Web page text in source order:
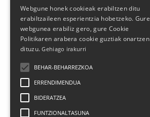
Webgune honek cookieak erabiltzen ditu
erabiltzaileen esperientzia hobetzeko. Gure
webgunea erabiliz gero, gure Cookie
Politikaren arabera cookie guztiak onartzen
dituzu.Gehiago irakurri
BEHAR-BEHARREZKOA
ERRENDIMENDUA
BIDERATZEA
FUNTZIONALTASUNA